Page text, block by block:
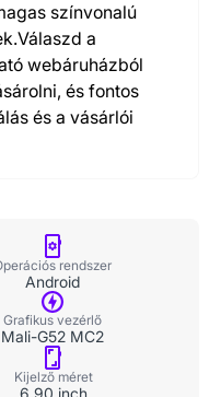
színvonalú
a
webáruházból
és fontos
és a vásárlói
rendszer
Android
Grafikus vezérlő
Mali-G52 MC2
Kijelző méret
6.90 inch